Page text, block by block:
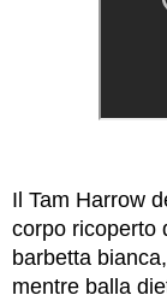
Il Tam Harrow
corpo ricoperto
barbetta
mentre balla